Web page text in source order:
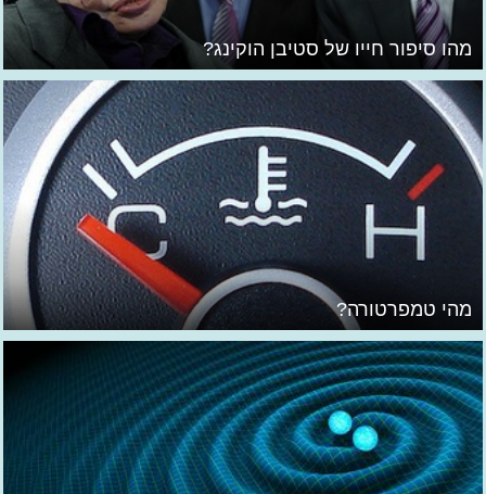
מהו סיפור חייו של סטיבן הוקינג?
מהי טמפרטורה?